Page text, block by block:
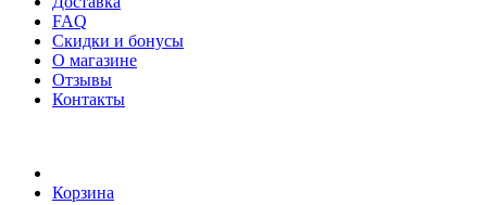
FAQ
Скидки и бонусы
О магазине
Отзывы
Контакты
Корзина